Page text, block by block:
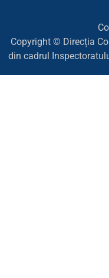
Copyright © Direcția
din cadrul